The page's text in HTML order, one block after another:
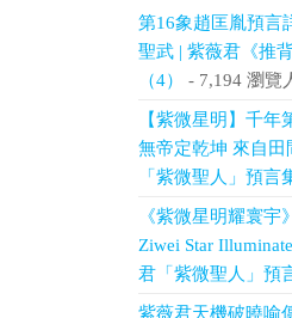
第16象趙匡胤預言
聖武 | 紫薇君《推
（4）
- 7,194 瀏覽
【紫微星明】千年
無帝定乾坤 來自田
「紫微聖人」預言
《紫微星明耀寰宇
Ziwei Star
君「紫微聖人」預
紫薇君天機破曉喻